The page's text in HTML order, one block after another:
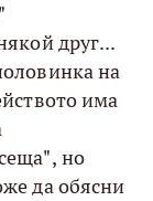
друг...
на
има
но
да обясни